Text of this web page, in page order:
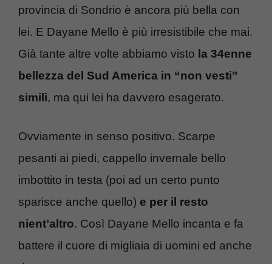
provincia di Sondrio è ancora più bella con
lei. E Dayane Mello è più irresistibile che mai.
Già tante altre volte abbiamo visto la 34enne
bellezza del Sud America in “non vesti”
simili, ma qui lei ha davvero esagerato.
Ovviamente in senso positivo. Scarpe
pesanti ai piedi, cappello invernale bello
imbottito in testa (poi ad un certo punto
sparisce anche quello) e per il resto
nient’altro. Così Dayane Mello incanta e fa
battere il cuore di migliaia di uomini ed anche